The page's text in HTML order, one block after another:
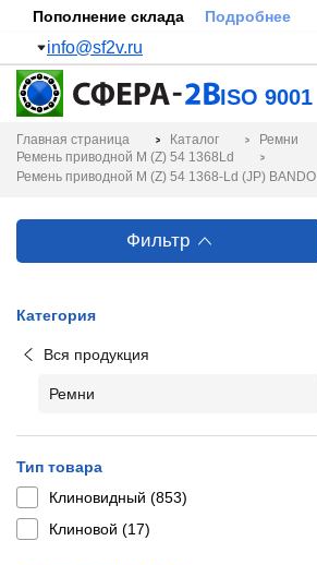
Пополнение склада Подробнее
info@sf2v.ru
ISO 9001
Главная страница Каталог
Ремни
Ремень приводной M (Z) 54 1368Ld
Ремень приводной M (Z) 54 1368-Ld (JP) BANDO
Фильтр
Категория
Вся продукция
Ремни
Тип товара
Клиновидный (853)
Клиновой (17)